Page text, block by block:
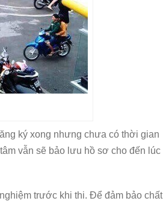
ký xong nhưng chưa có thời gian
vẫn sẽ bảo lưu hồ sơ cho đến lúc
trước khi thi. Để đảm bảo chất